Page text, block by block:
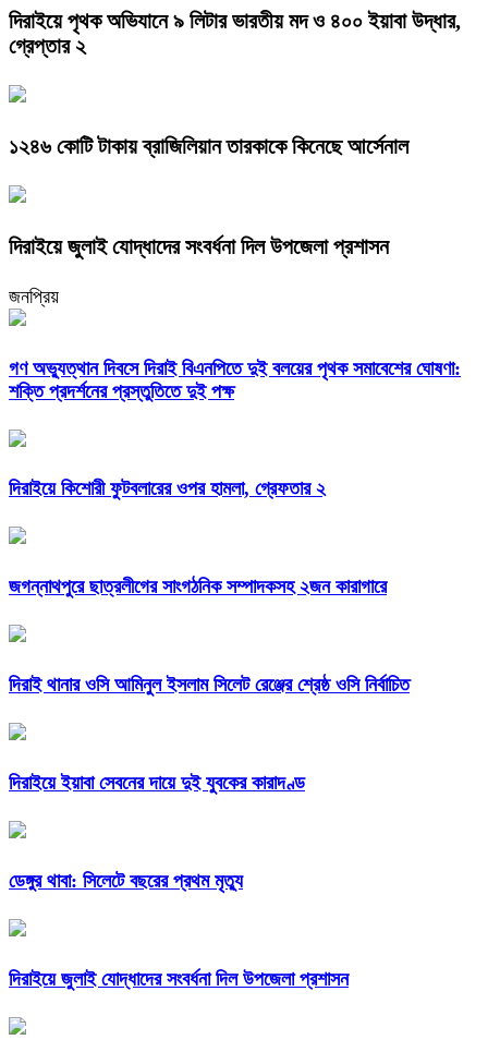
দিরাইয়ে পৃথক অভিযানে ৯ লিটার ভারতীয় মদ ও ৪০০ ইয়াবা উদ্ধার,
গ্রেপ্তার ২
১২৪৬ কোটি টাকায় ব্রাজিলিয়ান তারকাকে কিনেছে আর্সেনাল
দিরাইয়ে জুলাই যোদ্ধাদের সংবর্ধনা দিল উপজেলা প্রশাসন
জনপ্রিয়
গণ অভ্যুত্থান দিবসে দিরাই বিএনপিতে দুই বলয়ের পৃথক সমাবেশের ঘোষণা:
শক্তি প্রদর্শনের প্রস্তুতিতে দুই পক্ষ
দিরাইয়ে কিশোরী ফুটবলারের ওপর হামলা, গ্রেফতার ২
জগন্নাথপুরে ছাত্রলীগের সাংগঠনিক সম্পাদকসহ ২জন কারাগারে
দিরাই থানার ওসি আমিনুল ইসলাম সিলেট রেঞ্জের শ্রেষ্ঠ ওসি নির্বাচিত
দিরাইয়ে ইয়াবা সেবনের দায়ে দুই যুবকের কারাদণ্ড
ডেঙ্গুর থাবা: সিলেটে বছরের প্রথম মৃত্যু
দিরাইয়ে জুলাই যোদ্ধাদের সংবর্ধনা দিল উপজেলা প্রশাসন